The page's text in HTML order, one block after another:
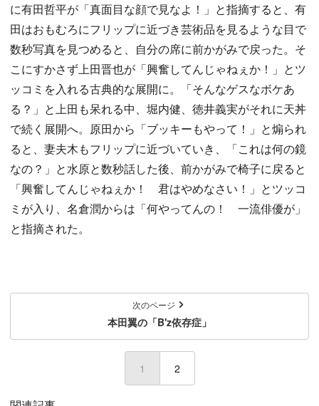
に有田哲平が「真面目な顔で見なよ！」と指摘すると、有
田はおもむろにフリップに近づき芸術品を見るような目で
数秒写真を見つめると、自分の席に前かがみで戻った。そ
こにすかさず上田晋也が「興奮してんじゃねぇか！」とツ
ッコミを入れる古典的な展開に。「そんなゲスなボケあ
る？」と上田も呆れる中、堀内健、徳井義実がそれに天丼
で続く展開へ。原田から「ブッキーもやって！」と煽られ
ると、妻夫木もフリップに近づいていき、「これは何の鏡
なの？」と水原と数秒話した後、前かがみで椅子に戻ると
「興奮してんじゃねぇか！ 君はやめなさい！」とツッコ
ミが入り、名倉潤からは「何やってんの！ 一流俳優が」
と指摘された。
次のページ
本田翼の「B'z依存症」
1 (current)
2